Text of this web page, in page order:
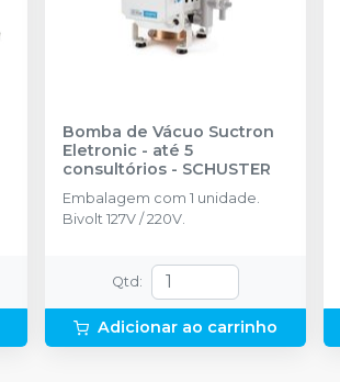
Bomba de Vácuo Suctron
Eletronic - até 5
consultórios - SCHUSTER
Embalagem com 1 unidade.
Bivolt 127V / 220V.
Qtd :
Adicionar ao carrinho